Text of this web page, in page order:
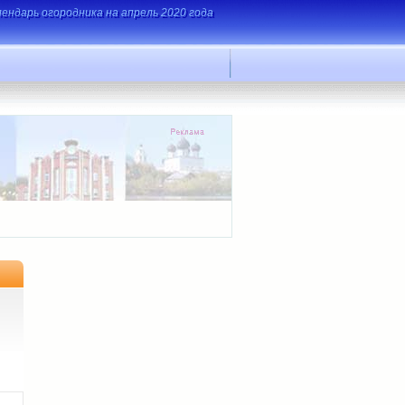
огородника на апрель 2020 года